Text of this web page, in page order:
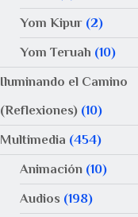
Yom Kipur(2)
Yom Teruah (10)
Iluminando el Camino
(Reflexiones) (10)
Multimedia (454)
Animación(10)
Audios (198)